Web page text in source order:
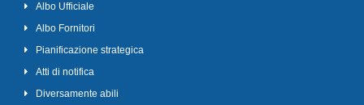
Albo Ufficiale
Albo Fornitori
Pianificazione strategica
Atti di notifica
Diversamente abili